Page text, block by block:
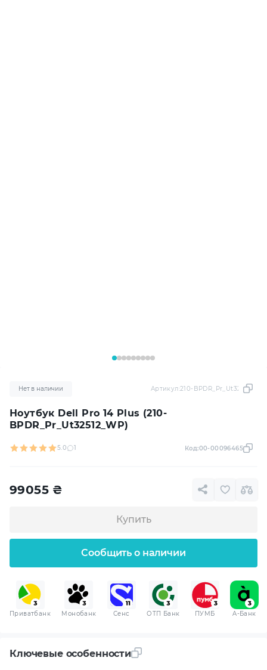
Ноутбук Dell Pro 14 Plus (210-
BPDR_Pr_Ut32512_WP)
Нет в наличии Артикул:210-BPDR_Pr_Ut32512_WP
5.0 1 Код:00-00096465
99055 ₴
Купить
Сообщить о наличии
Приватбанк Монобанк Сенс ОТП Банк ПУМБ A-Банк
Ключевые особенности